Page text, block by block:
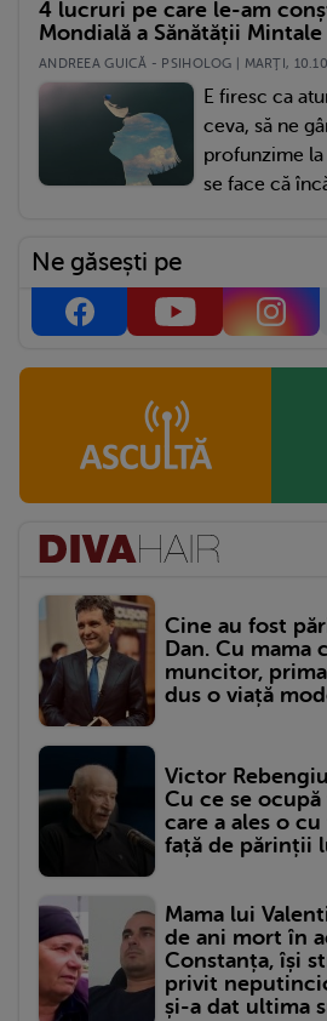
4 lucruri pe care le-am
Mondială a Sănătății Mintale
ANDREEA GUICĂ - PSIHOLOG | MARŢI,
E firesc ca
ceva, să ne
profunzime
se face că
Ne găsești pe
Cine au fost
Dan. Cu mama
muncitor,
dus o viață
Victor
Cu ce se
care a ales o
față de părinții
Mama lui
de ani mort în
Constanța, își
privit
și-a dat ultima